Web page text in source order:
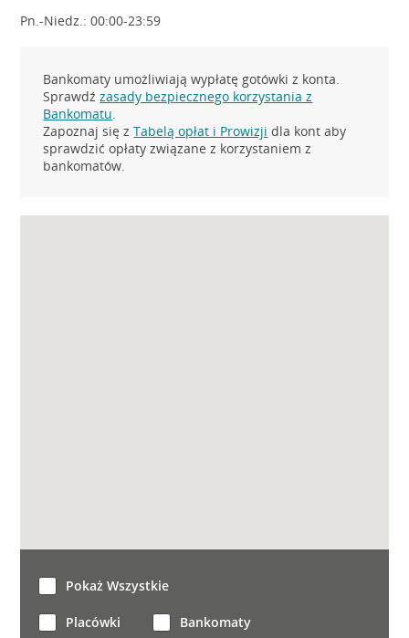
Pn.-Niedz.: 00:00-23:59
Bankomaty umożliwiają wypłatę gotówki z konta.
Sprawdźzasady bezpiecznego korzystania z
Bankomatu.
Zapoznaj się zTabelą opłat i Prowizji dla kont aby
sprawdzić opłaty związane z korzystaniem z
bankomatów.
Pokaż Wszystkie
Placówki Bankomaty